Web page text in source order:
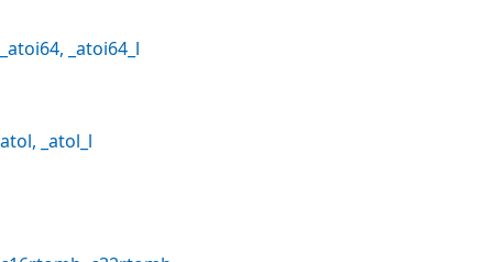
_atoi64, _atoi64_l
atol, _atol_l